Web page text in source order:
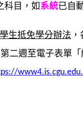
科目，如系統已自
生抵免學分辦法
二週至電子表單